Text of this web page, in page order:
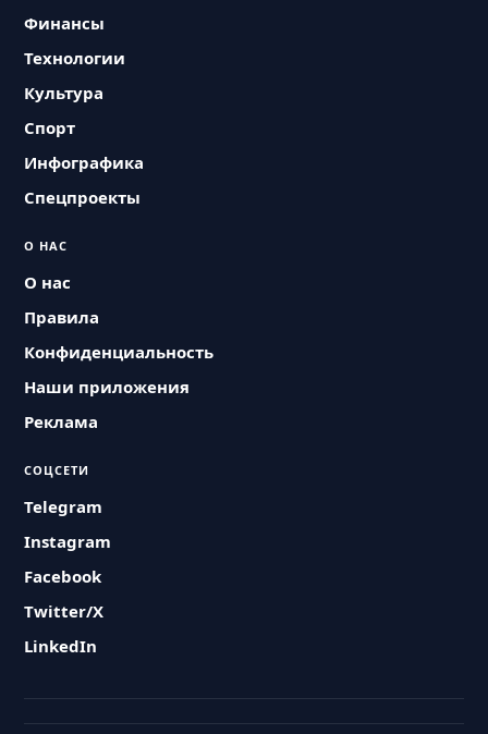
Финансы
Технологии
Культура
Спорт
Инфографика
Спецпроекты
О НАС
О нас
Правила
Конфиденциальность
Наши приложения
Реклама
СОЦСЕТИ
Telegram
Instagram
Facebook
Twitter/X
LinkedIn